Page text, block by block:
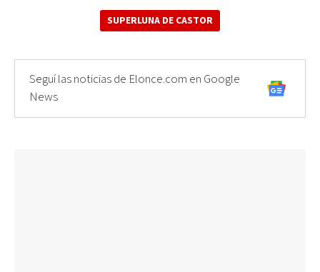
SUPERLUNA DE CASTOR
Seguí las noticias de Elonce.com en Google
News